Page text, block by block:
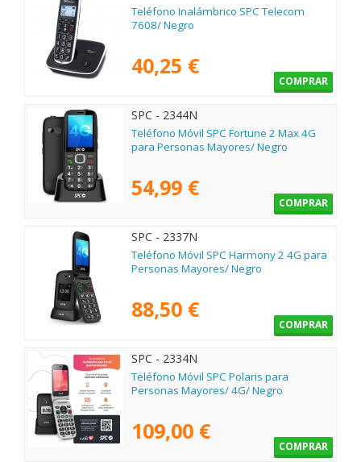
Teléfono Inalámbrico SPC Telecom
7608/ Negro
40,25 €
COMPRAR
SPC - 2344N
Teléfono Móvil SPC Fortune 2 Max 4G
para Personas Mayores/ Negro
54,99 €
COMPRAR
SPC - 2337N
Teléfono Móvil SPC Harmony 2 4G para
Personas Mayores/ Negro
88,50 €
COMPRAR
SPC - 2334N
Teléfono Móvil SPC Polaris para
Personas Mayores/ 4G/ Negro
109,00 €
COMPRAR